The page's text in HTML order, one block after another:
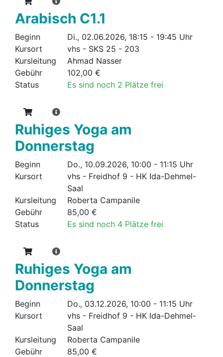
Arabisch C1.1
Beginn
Di., 02.06.2026, 18:15 - 19:45 Uhr
Kursort
vhs - SKS 25 - 203
Kursleitung
Ahmad Nasser
Gebühr
102,00 €
Status
Es sind noch 2 Plätze frei
Ruhiges Yoga am
Donnerstag
Beginn
Do., 10.09.2026, 10:00 - 11:15 Uhr
Kursort
vhs - Freidhof 9 - HK Ida-Dehmel-
Saal
Kursleitung
Roberta Campanile
Gebühr
85,00 €
Status
Es sind noch 4 Plätze frei
Ruhiges Yoga am
Donnerstag
Beginn
Do., 03.12.2026, 10:00 - 11:15 Uhr
Kursort
vhs - Freidhof 9 - HK Ida-Dehmel-
Saal
Kursleitung
Roberta Campanile
Gebühr
85,00 €